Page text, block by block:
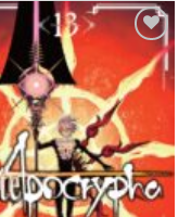
Ajouter
à la
wishlist